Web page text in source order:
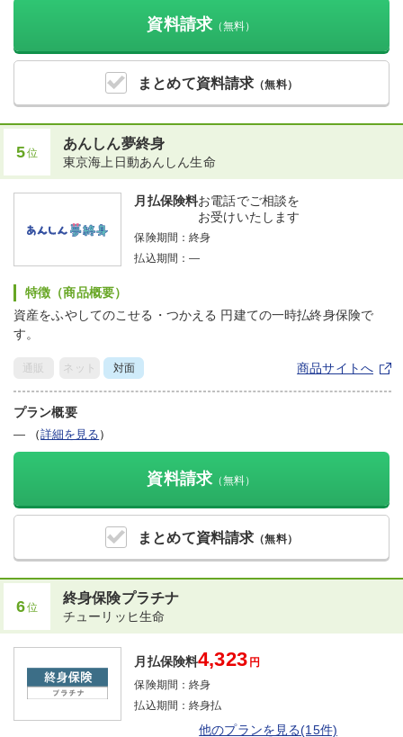
まとめて資料請求 （無料）
資料請求 （無料）
5位
まとめて資料請求 （無料）
あんしん夢終身
東京海上日動あんしん生命
資料請求 （無料）
月払保険料お電話でご相談を
お受けいたします
保険期間：終身
払込期間：―
特徴（商品概要）
資産をふやしてのこせる・つかえる 円建ての一時払終身保険で
す。
通販 ネット 対面 商品サイトへ
プラン概要
― （詳細を見る ）
6位
終身保険プラチナ
チューリッヒ生命
月払保険料4,323 円
保険期間：終身
払込期間：終身払
他のプランを見る(15件)